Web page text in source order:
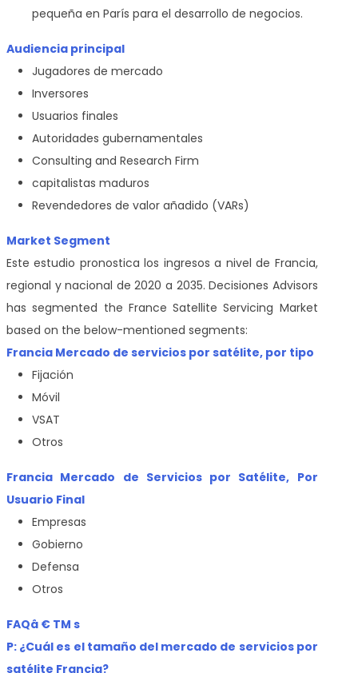
pequeña en París para el desarrollo de negocios.
Audiencia principal
Jugadores de mercado
Inversores
Usuarios finales
Autoridades gubernamentales
Consulting and Research Firm
capitalistas maduros
Revendedores de valor añadido (VARs)
Market Segment
Este estudio pronostica los ingresos a nivel de Francia,
regional y nacional de 2020 a 2035. Decisiones Advisors
has segmented the France Satellite Servicing Market
based on the below-mentioned segments:
Francia Mercado de servicios por satélite, por tipo
Fijación
Móvil
VSAT
Otros
Francia Mercado de Servicios por Satélite, Por
Usuario Final
Empresas
Gobierno
Defensa
Otros
FAQâ € TM s
P: ¿Cuál es el tamaño del mercado de servicios por
satélite Francia?